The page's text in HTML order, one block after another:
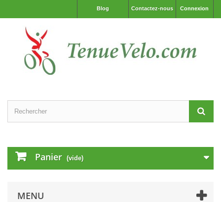
Connexion
Contactez-nous
Blog
Panier (vide)
MENU